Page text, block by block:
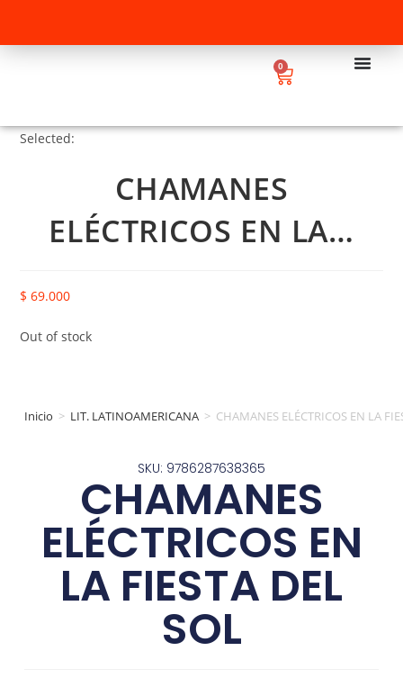
0
Selected:
CHAMANES
ELÉCTRICOS EN LA…
$ 69.000
Out of stock
Inicio > LIT. LATINOAMERICANA > CHAMANES ELÉCTRICOS EN LA
SKU: 9786287638365
CHAMANES
ELÉCTRICOS EN
LA FIESTA DEL
SOL